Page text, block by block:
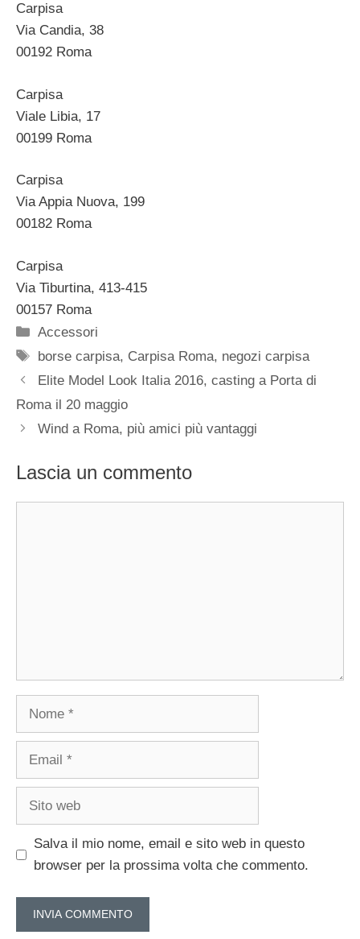
Carpisa
Via Candia, 38
00192 Roma
Carpisa
Viale Libia, 17
00199 Roma
Carpisa
Via Appia Nuova, 199
00182 Roma
Carpisa
Via Tiburtina, 413-415
00157 Roma
Categorie
Accessori
Tag
borse carpisa, Carpisa Roma, negozi carpisa
Elite Model Look Italia 2016, casting a Porta di
Roma il 20 maggio
Wind a Roma, più amici più vantaggi
Lascia un commento
Nome
Email
Sito
Salva il mio nome, email e sito web in questo
browser per la prossima volta che commento.